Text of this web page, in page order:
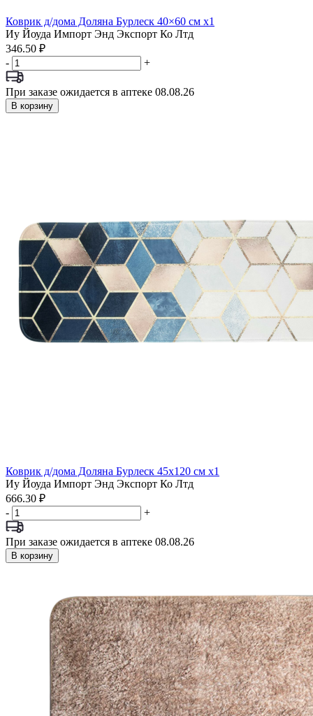
Коврик д/дома Доляна Бурлеск 40×60 см x1
Иу Йоуда Импорт Энд Экспорт Ко Лтд
346.50 ₽
-
+
При заказе ожидается в аптеке 08.08.26
В корзину
Коврик д/дома Доляна Бурлеск 45х120 см x1
Иу Йоуда Импорт Энд Экспорт Ко Лтд
666.30 ₽
-
+
При заказе ожидается в аптеке 08.08.26
В корзину